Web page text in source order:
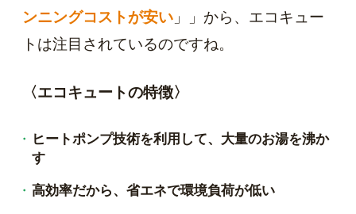
ンニングコストが安い」」から、エコキュー
トは注目されているのですね。
〈エコキュートの特徴〉
ヒートポンプ技術を利用して、大量のお湯を沸か
す
高効率だから、省エネで環境負荷が低い